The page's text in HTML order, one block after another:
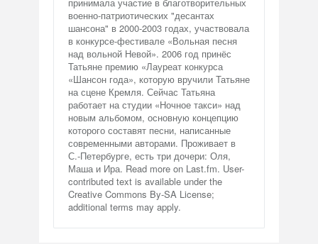
военно-патриотических "десантах
шансона" в 2000-2003 годах, участвовала
в конкурсе-фестивале «Вольная песня
над вольной Невой». 2006 год принёс
Татьяне премию «Лауреат конкурса
«Шансон года», которую вручили Татьяне
на сцене Кремля. Сейчас Татьяна
работает на студии «Ночное такси» над
новым альбомом, основную концепцию
которого составят песни, написанные
современными авторами. Проживает в
С.-Петербурге, есть три дочери: Оля,
Маша и Ира. Read more on Last.fm. User-
contributed text is available under the
Creative Commons By-SA License;
additional terms may apply.